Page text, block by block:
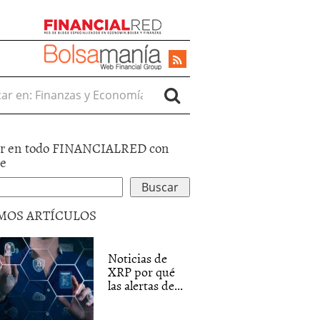
en:
en todo FINANCIALRED con
ARTÍCULOS
Noticias de
XRP por qué
las alertas de...